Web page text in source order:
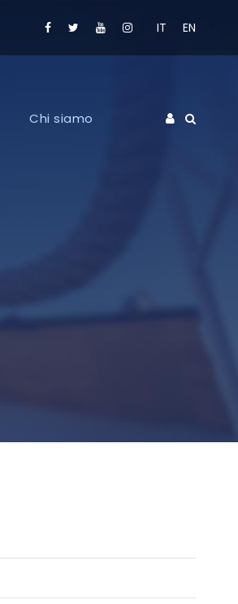
IT EN
Chi siamo